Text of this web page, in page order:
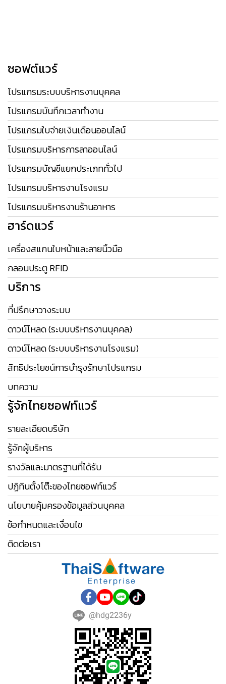
ซอฟต์แวร์
โปรแกรมระบบบริหารงานบุคคล
โปรแกรมบันทึกเวลาทำงาน
โปรแกรมใบจ่ายเงินเดือนออนไลน์
โปรแกรมบริหารการลาออนไลน์
โปรแกรมบัญชีแยกประเภททั่วไป
โปรแกรมบริหารงานโรงแรม
โปรแกรมบริหารงานร้านอาหาร
ฮาร์ดแวร์
เครื่องสแกนใบหน้าและลายนิ้วมือ
กลอนประตู RFID
บริการ
ที่ปรึกษาวางระบบ
ดาวน์โหลด (ระบบบริหารงานบุคคล)
ดาวน์โหลด (ระบบบริหารงานโรงแรม)
สิทธิประโยชน์การบำรุงรักษาโปรแกรม
บทความ
รู้จักไทยซอฟท์แวร์
รายละเอียดบริษัท
รู้จักผู้บริหาร
รางวัลและมาตรฐานที่ได้รับ
ปฏิทินตั้งโต๊ะของไทยซอฟท์แวร์
นโยบายคุ้มครองข้อมูลส่วนบุคคล
ข้อกำหนดและเงื่อนไข
ติดต่อเรา
@hdg2236y